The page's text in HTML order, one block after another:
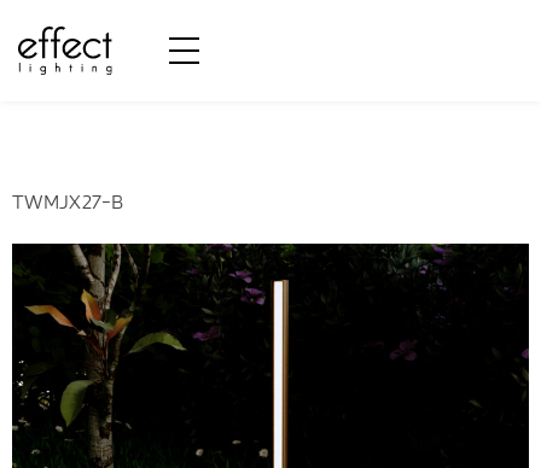
CRI:CRI90
TWMJX27-B